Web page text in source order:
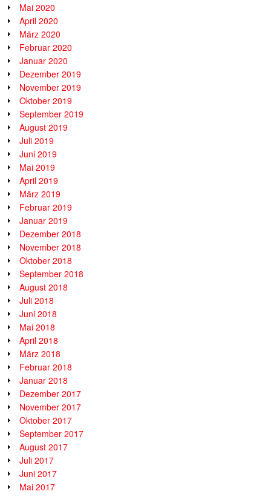
Mai 2020
April 2020
März 2020
Februar 2020
Januar 2020
Dezember 2019
November 2019
Oktober 2019
September 2019
August 2019
Juli 2019
Juni 2019
Mai 2019
April 2019
März 2019
Februar 2019
Januar 2019
Dezember 2018
November 2018
Oktober 2018
September 2018
August 2018
Juli 2018
Juni 2018
Mai 2018
April 2018
März 2018
Februar 2018
Januar 2018
Dezember 2017
November 2017
Oktober 2017
September 2017
August 2017
Juli 2017
Juni 2017
Mai 2017